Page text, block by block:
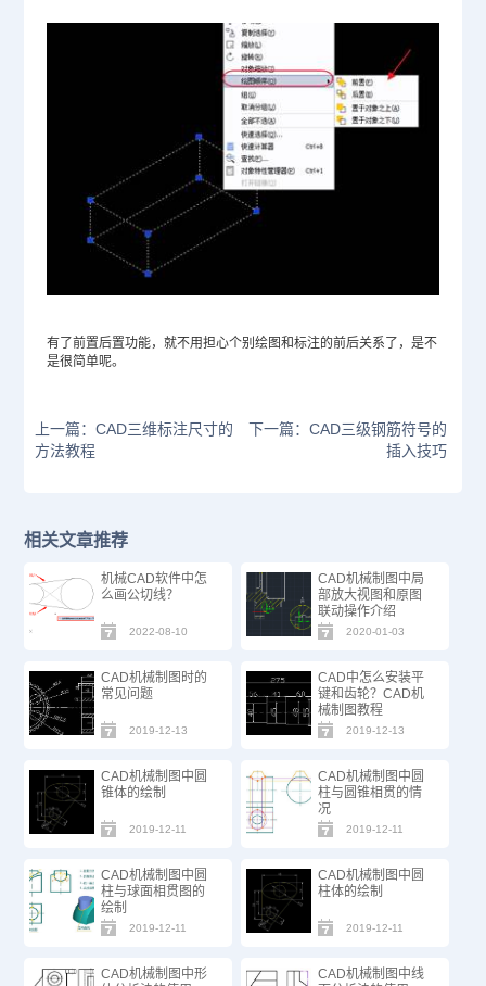
有了前置后置功能，就不用担心个别绘图和标注的前后关系了，是不
是很简单呢。
上一篇：CAD三维标注尺寸的
方法教程
下一篇：CAD三级钢筋符号的
插入技巧
相关文章推荐
机械CAD软件中怎
么画公切线？
2022-08-10
CAD机械制图中局
部放大视图和原图
联动操作介绍
2020-01-03
CAD机械制图时的
常见问题
2019-12-13
CAD中怎么安装平
键和齿轮？CAD机
械制图教程
2019-12-13
CAD机械制图中圆
锥体的绘制
2019-12-11
CAD机械制图中圆
柱与圆锥相贯的情
况
2019-12-11
CAD机械制图中圆
柱与球面相贯图的
绘制
2019-12-11
CAD机械制图中圆
柱体的绘制
2019-12-11
CAD机械制图中形
CAD机械制图中线